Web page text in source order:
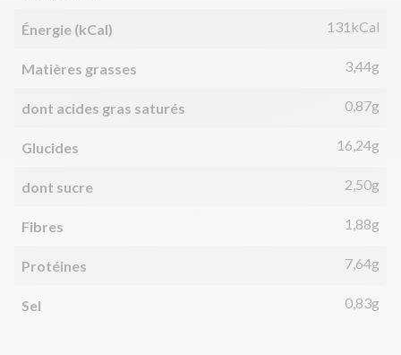
Énergie (kCal) 131kCal
Matières grasses 3,44g
dont acides gras saturés 0,87g
Glucides 16,24g
dont sucre 2,50g
Fibres 1,88g
Protéines 7,64g
Sel 0,83g